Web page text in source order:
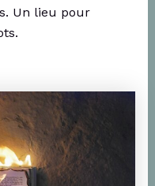
Un lieu pour